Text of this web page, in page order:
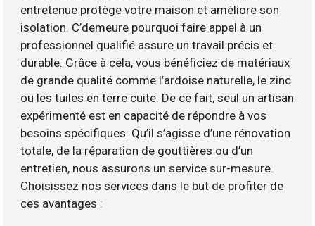
entretenue protège votre maison et améliore son
isolation. C’demeure pourquoi faire appel à un
professionnel qualifié assure un travail précis et
durable. Grâce à cela, vous bénéficiez de matériaux
de grande qualité comme l’ardoise naturelle, le zinc
ou les tuiles en terre cuite. De ce fait, seul un artisan
expérimenté est en capacité de répondre à vos
besoins spécifiques. Qu’il s’agisse d’une rénovation
totale, de la réparation de gouttières ou d’un
entretien, nous assurons un service sur-mesure.
Choisissez nos services dans le but de profiter de
ces avantages :